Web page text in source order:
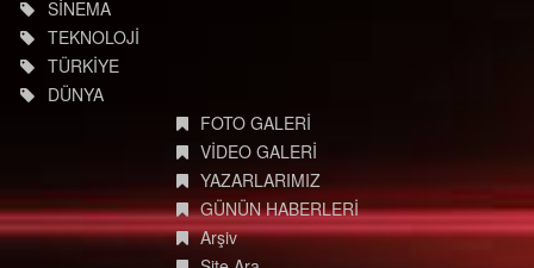
SİNEMA
TEKNOLOJİ
TÜRKİYE
DÜNYA
FOTO GALERİ
VİDEO GALERİ
YAZARLARIMIZ
GÜNÜN HABERLERİ
Arşiv